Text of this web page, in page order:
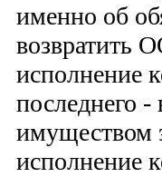
именно об
возвратить
исполнение
последнего
имуществом
исполнение